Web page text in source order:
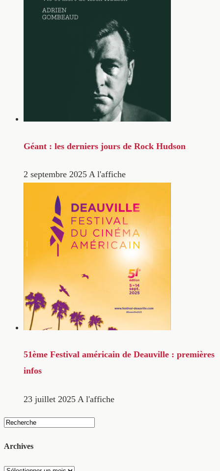
Géant : les derniers jours de Rock Hudson
2 septembre 2025 A l'affiche
51ème Festival américain de Deauville : premières
infos
23 juillet 2025 A l'affiche
Archives